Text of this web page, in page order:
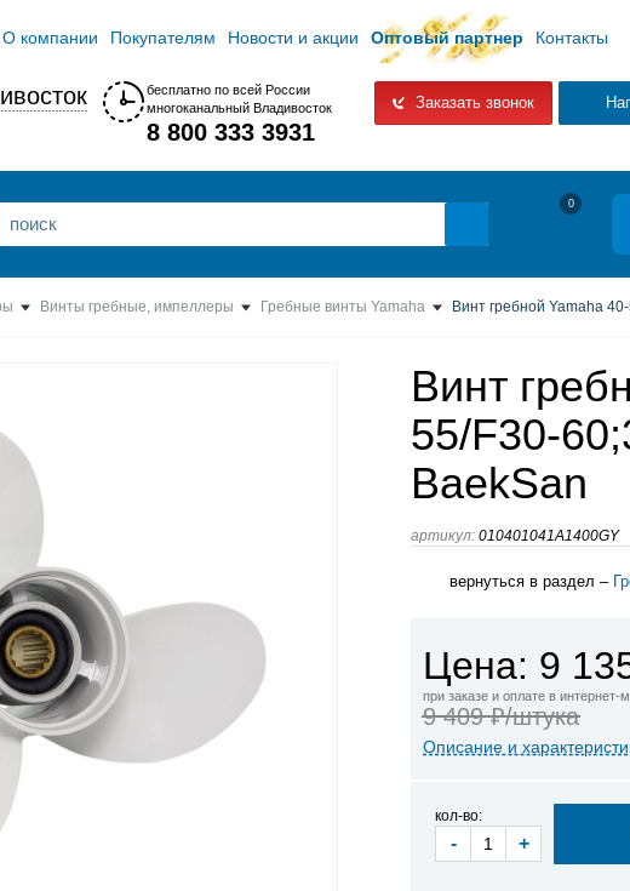
О компании Покупателям Новости и акции Оптовый партнер Контакты
бесплатно по всей России
многоканальный Владивосток
8 800 333 3931
Заказать звонок
0
Винты гребные, импеллеры Гребные винты Yamaha Винт гребной Yamaha
Винт
55/F30-
BaekSan
артикул: 010401041A1400GY
вернуться в раздел –
Цена: 9
при заказе и оплате в интернет-
9 409 ₽/штука
Описание и
кол-во:
- +